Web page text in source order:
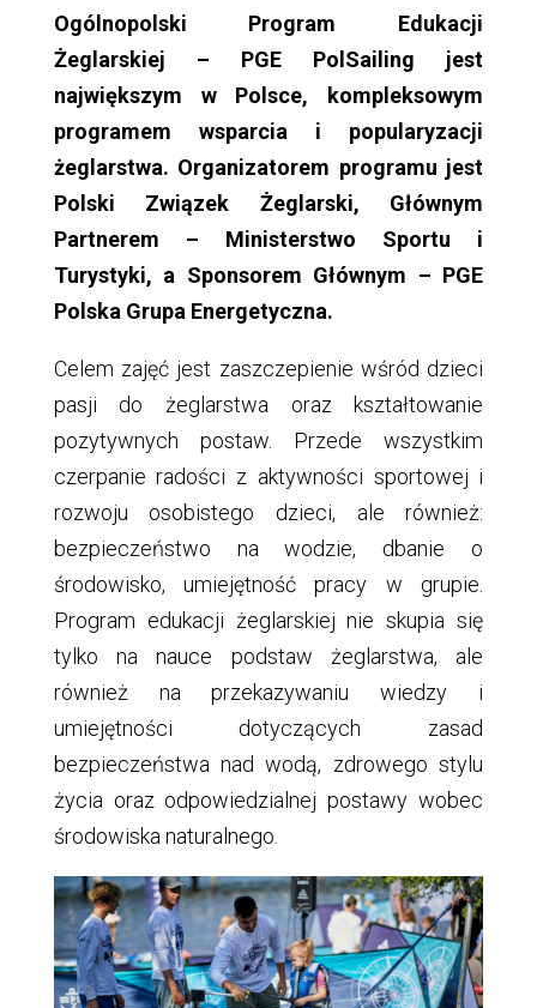
Ogólnopolski Program Edukacji
Żeglarskiej – PGE PolSailing jest
największym w Polsce, kompleksowym
programem wsparcia i popularyzacji
żeglarstwa. Organizatorem programu jest
Polski Związek Żeglarski, Głównym
Partnerem – Ministerstwo Sportu i
Turystyki, a Sponsorem Głównym – PGE
Polska Grupa Energetyczna.
Celem zajęć jest zaszczepienie wśród dzieci
pasji do żeglarstwa oraz kształtowanie
pozytywnych postaw. Przede wszystkim
czerpanie radości z aktywności sportowej i
rozwoju osobistego dzieci, ale również:
bezpieczeństwo na wodzie, dbanie o
środowisko, umiejętność pracy w grupie.
Program edukacji żeglarskiej nie skupia się
tylko na nauce podstaw żeglarstwa, ale
również na przekazywaniu wiedzy i
umiejętności dotyczących zasad
bezpieczeństwa nad wodą, zdrowego stylu
życia oraz odpowiedzialnej postawy wobec
środowiska naturalnego.